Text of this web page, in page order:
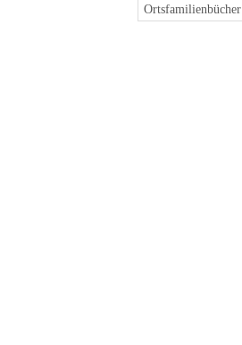
Ortsfamilienbücher